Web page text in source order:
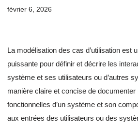
février 6, 2026
La modélisation des cas d’utilisation est
puissante pour définir et décrire les
système et ses utilisateurs ou d’autres
manière claire et concise de documenter
fonctionnelles d’un système et son
aux entrées des utilisateurs ou des